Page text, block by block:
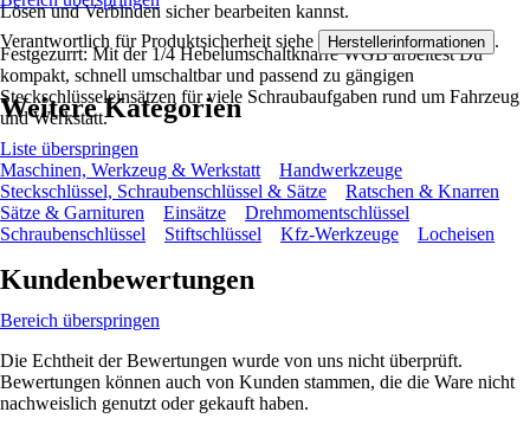
Lösen und Verbinden sicher bearbeiten kannst.
Festgezurrt: Mit der 1/4 Hebelumschaltknarre WGB arbeitest Du
kompakt, schnell umschaltbar und passend zu gängigen
Steckschlüsseleinsätzen für viele Schraubaufgaben rund um Fahrzeug
und Werkstatt.
Verantwortlich für Produktsicherheit siehe Herstellerinformationen .
Weitere Kategorien
Liste überspringen
Maschinen, Werkzeug & Werkstatt
Handwerkzeuge
Steckschlüssel, Schraubenschlüssel & Sätze
Ratschen & Knarren
Sätze & Garnituren
Einsätze
Drehmomentschlüssel
Schraubenschlüssel
Stiftschlüssel Kfz-Werkzeuge Locheisen
Kundenbewertungen
Bereich überspringen
Die Echtheit der Bewertungen wurde von uns nicht überprüft.
Bewertungen können auch von Kunden stammen, die die Ware nicht
nachweislich genutzt oder gekauft haben.